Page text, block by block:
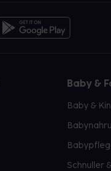
Baby &
Baby &
Schnuller